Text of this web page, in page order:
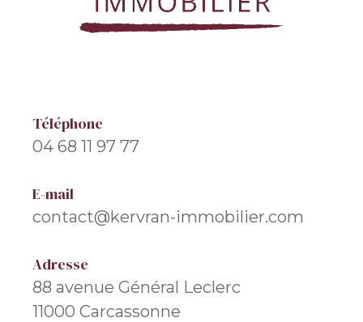
Téléphone
04 68 11 97 77
E-mail
contact@kervran-immobilier.com
Adresse
88 avenue Général Leclerc
11000 Carcassonne